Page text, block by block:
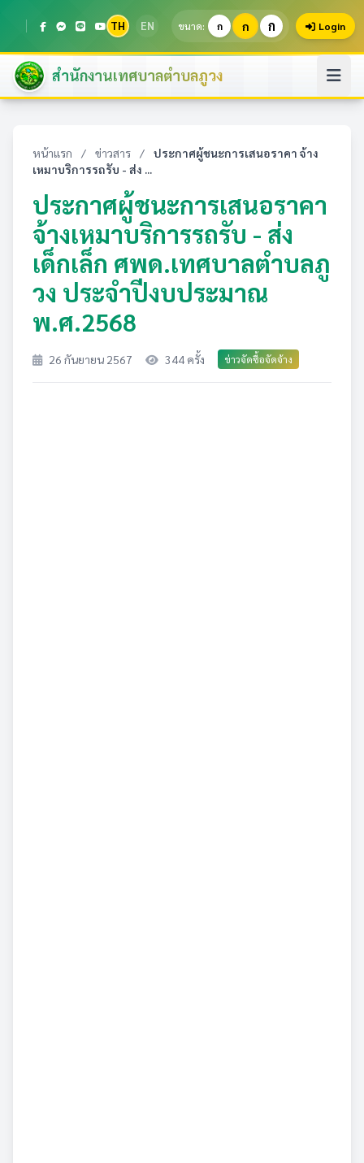
TH EN ขนาด: ก ก ก Login
สำนักงานเทศบาลตำบลภูวง
หน้าแรก / ข่าวสาร /
ประกาศผู้ชนะการเสนอราคา จ้าง
เหมาบริการรถรับ - ส่ง ...
ประกาศผู้ชนะการเสนอราคา
จ้างเหมาบริการรถรับ - ส่ง
เด็กเล็ก ศพด.เทศบาลตำบลภู
วง ประจำปีงบประมาณ
พ.ศ.2568
26 กันยายน 2567 344 ครั้ง ข่าวจัดซื้อจัดจ้าง